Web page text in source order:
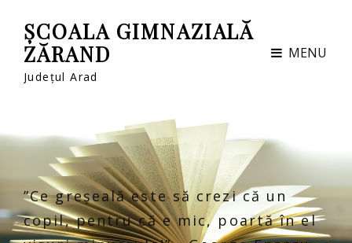
ȘCOALA GIMNAZIALĂ
ZĂRAND
Județul Arad
MENU
”Ce greșeală este să crezi că un
copil, pentru că e mic, poartă în el